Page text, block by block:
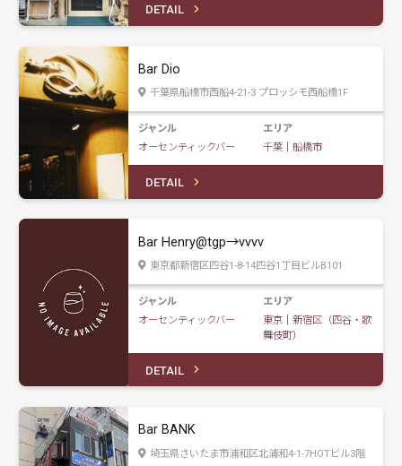
DETAIL
Bar Dio
千葉県船橋市西船4-21-3 プロッシモ西船橋1F
ジャンル
オーセンティックバー
エリア
千葉｜ 船橋市
DETAIL
Bar Henry@tgp→vvvv
東京都新宿区四谷1-8-14四谷1丁目ビルB101
ジャンル
オーセンティックバー
エリア
東京｜ 新宿区（四谷・歌
舞伎町）
DETAIL
Bar BANK
埼玉県さいたま市浦和区北浦和4-1-7HOTビル3階